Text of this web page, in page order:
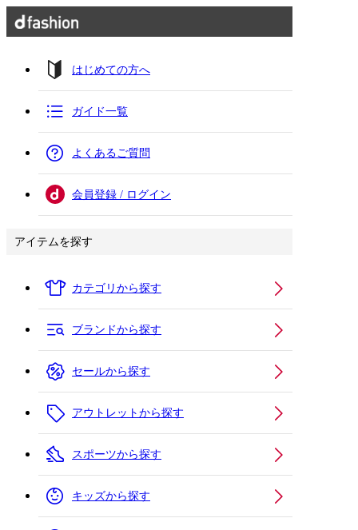
はじめての方へ
ガイド一覧
よくあるご質問
会員登録 / ログイン
アイテムを探す
カテゴリから探す
ブランドから探す
セールから探す
アウトレットから探す
スポーツから探す
キッズから探す